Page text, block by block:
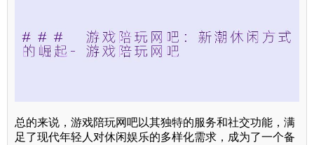
总的来说，游戏陪玩网吧以其独特的服务和社交功能，满
足了现代年轻人对休闲娱乐的多样化需求，成为了一个备